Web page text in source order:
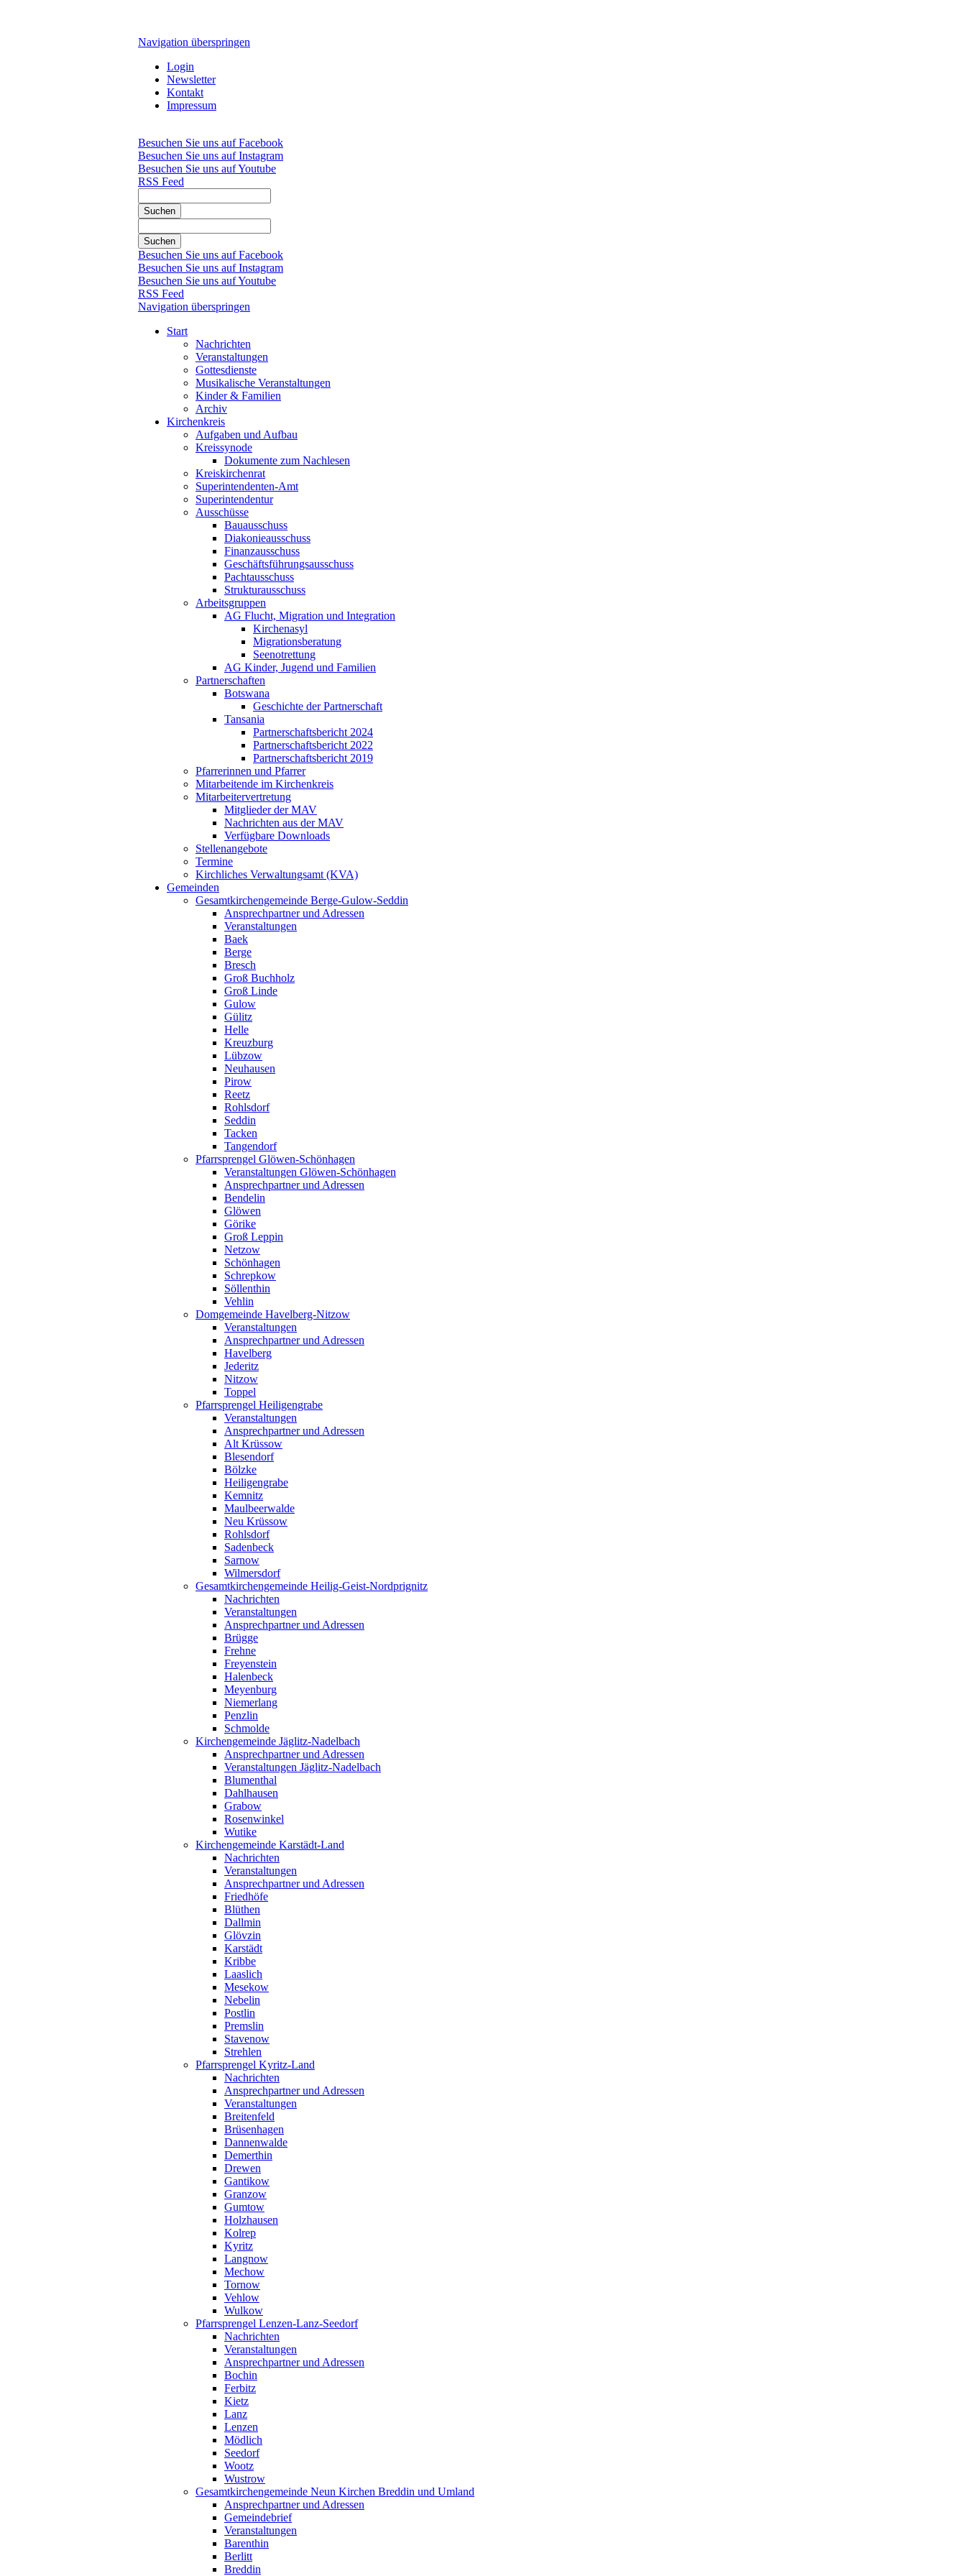
Navigation überspringen
Login
Newsletter
Kontakt
Impressum
Besuchen Sie uns auf Facebook
Besuchen Sie uns auf Instagram
Besuchen Sie uns auf Youtube
RSS Feed
Suchen
Suchen
Besuchen Sie uns auf Facebook
Besuchen Sie uns auf Instagram
Besuchen Sie uns auf Youtube
RSS Feed
Navigation überspringen
Start
Nachrichten
Veranstaltungen
Gottesdienste
Musikalische Veranstaltungen
Kinder & Familien
Archiv
Kirchenkreis
Aufgaben und Aufbau
Kreissynode
Dokumente zum Nachlesen
Kreiskirchenrat
Superintendenten-Amt
Superintendentur
Ausschüsse
Bauausschuss
Diakonieausschuss
Finanzausschuss
Geschäftsführungsausschuss
Pachtausschuss
Strukturausschuss
Arbeitsgruppen
AG Flucht, Migration und Integration
Kirchenasyl
Migrationsberatung
Seenotrettung
AG Kinder, Jugend und Familien
Partnerschaften
Botswana
Geschichte der Partnerschaft
Tansania
Partnerschaftsbericht 2024
Partnerschaftsbericht 2022
Partnerschaftsbericht 2019
Pfarrerinnen und Pfarrer
Mitarbeitende im Kirchenkreis
Mitarbeitervertretung
Mitglieder der MAV
Nachrichten aus der MAV
Verfügbare Downloads
Stellenangebote
Termine
Kirchliches Verwaltungsamt (KVA)
Gemeinden
Gesamtkirchengemeinde Berge-Gulow-Seddin
Ansprechpartner und Adressen
Veranstaltungen
Baek
Berge
Bresch
Groß Buchholz
Groß Linde
Gulow
Gülitz
Helle
Kreuzburg
Lübzow
Neuhausen
Pirow
Reetz
Rohlsdorf
Seddin
Tacken
Tangendorf
Pfarrsprengel Glöwen-Schönhagen
Veranstaltungen Glöwen-Schönhagen
Ansprechpartner und Adressen
Bendelin
Glöwen
Görike
Groß Leppin
Netzow
Schönhagen
Schrepkow
Söllenthin
Vehlin
Domgemeinde Havelberg-Nitzow
Veranstaltungen
Ansprechpartner und Adressen
Havelberg
Jederitz
Nitzow
Toppel
Pfarrsprengel Heiligengrabe
Veranstaltungen
Ansprechpartner und Adressen
Alt Krüssow
Blesendorf
Bölzke
Heiligengrabe
Kemnitz
Maulbeerwalde
Neu Krüssow
Rohlsdorf
Sadenbeck
Sarnow
Wilmersdorf
Gesamtkirchengemeinde Heilig-Geist-Nordprignitz
Nachrichten
Veranstaltungen
Ansprechpartner und Adressen
Brügge
Frehne
Freyenstein
Halenbeck
Meyenburg
Niemerlang
Penzlin
Schmolde
Kirchengemeinde Jäglitz-Nadelbach
Ansprechpartner und Adressen
Veranstaltungen Jäglitz-Nadelbach
Blumenthal
Dahlhausen
Grabow
Rosenwinkel
Wutike
Kirchengemeinde Karstädt-Land
Nachrichten
Veranstaltungen
Ansprechpartner und Adressen
Friedhöfe
Blüthen
Dallmin
Glövzin
Karstädt
Kribbe
Laaslich
Mesekow
Nebelin
Postlin
Premslin
Stavenow
Strehlen
Pfarrsprengel Kyritz-Land
Nachrichten
Ansprechpartner und Adressen
Veranstaltungen
Breitenfeld
Brüsenhagen
Dannenwalde
Demerthin
Drewen
Gantikow
Granzow
Gumtow
Holzhausen
Kolrep
Kyritz
Langnow
Mechow
Tornow
Vehlow
Wulkow
Pfarrsprengel Lenzen-Lanz-Seedorf
Nachrichten
Veranstaltungen
Ansprechpartner und Adressen
Bochin
Ferbitz
Kietz
Lanz
Lenzen
Mödlich
Seedorf
Wootz
Wustrow
Gesamtkirchengemeinde Neun Kirchen Breddin und Umland
Ansprechpartner und Adressen
Gemeindebrief
Veranstaltungen
Barenthin
Berlitt
Breddin